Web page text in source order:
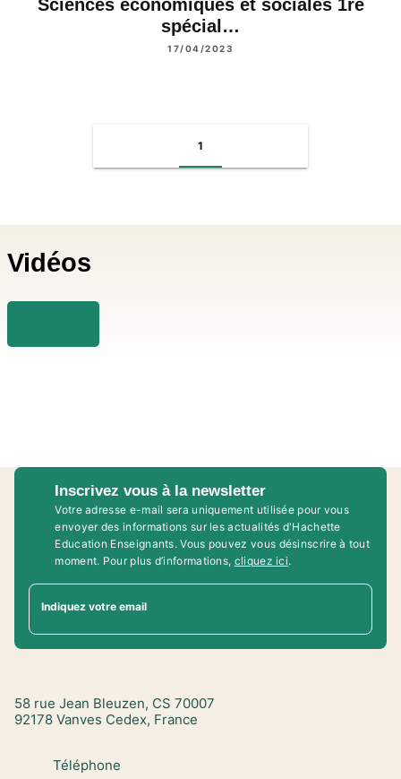
Sciences économiques et sociales 1re
spécial…
17/04/2023
1
Vidéos
Inscrivez vous à la newsletter
Votre adresse e-mail sera uniquement utilisée pour vous
envoyer des informations sur les actualités d'Hachette
Education Enseignants. Vous pouvez vous désinscrire à tout
moment. Pour plus d’informations, cliquez ici.
Indiquez votre email
58 rue Jean Bleuzen, CS 70007
92178 Vanves Cedex, France
Téléphone